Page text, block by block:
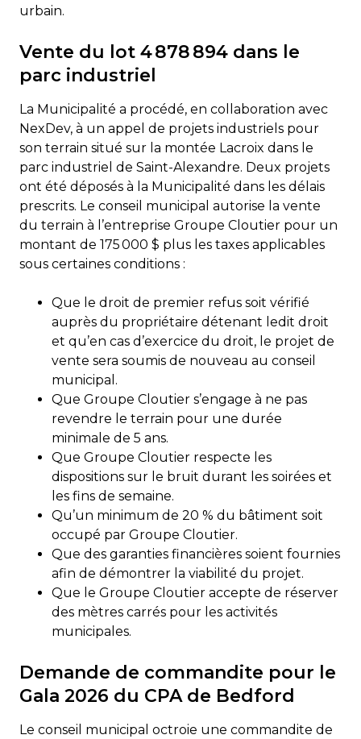
urbain.
Vente du lot 4 878 894 dans le
parc industriel
La Municipalité a procédé, en collaboration avec
NexDev, à un appel de projets industriels pour
son terrain situé sur la montée Lacroix dans le
parc industriel de Saint-Alexandre. Deux projets
ont été déposés à la Municipalité dans les délais
prescrits. Le conseil municipal autorise la vente
du terrain à l’entreprise Groupe Cloutier pour un
montant de 175 000 $ plus les taxes applicables
sous certaines conditions :
Que le droit de premier refus soit vérifié
auprès du propriétaire détenant ledit droit
et qu’en cas d’exercice du droit, le projet de
vente sera soumis de nouveau au conseil
municipal.
Que Groupe Cloutier s’engage à ne pas
revendre le terrain pour une durée
minimale de 5 ans.
Que Groupe Cloutier respecte les
dispositions sur le bruit durant les soirées et
les fins de semaine.
Qu’un minimum de 20 % du bâtiment soit
occupé par Groupe Cloutier.
Que des garanties financières soient fournies
afin de démontrer la viabilité du projet.
Que le Groupe Cloutier accepte de réserver
des mètres carrés pour les activités
municipales.
Demande de commandite pour le
Gala 2026 du CPA de Bedford
Le conseil municipal octroie une commandite de